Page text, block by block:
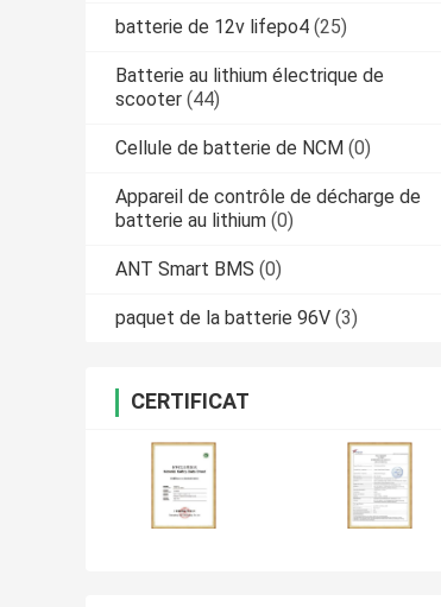
batterie de 12v lifepo4 (25)
Batterie au lithium électrique de
scooter (44)
Cellule de batterie de NCM (0)
Appareil de contrôle de décharge de
batterie au lithium (0)
ANT Smart BMS (0)
paquet de la batterie 96V (3)
CERTIFICAT